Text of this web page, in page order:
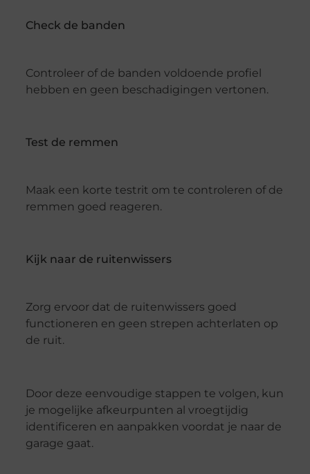
Check de banden
Controleer of de banden voldoende profiel
hebben en geen beschadigingen vertonen.
Test de remmen
Maak een korte testrit om te controleren of de
remmen goed reageren.
Kijk naar de ruitenwissers
Zorg ervoor dat de ruitenwissers goed
functioneren en geen strepen achterlaten op
de ruit.
Door deze eenvoudige stappen te volgen, kun
je mogelijke afkeurpunten al vroegtijdig
identificeren en aanpakken voordat je naar de
garage gaat.